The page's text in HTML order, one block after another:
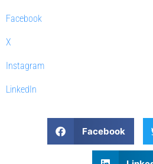
Facebook
X
Instagram
LinkedIn
Facebook